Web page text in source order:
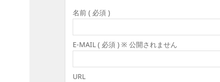
名前 ( 必須 )
E-MAIL ( 必須 ) ※ 公開されません
URL